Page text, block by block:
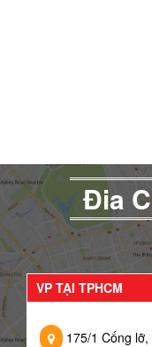
Đia
VP TẠI TPHCM
175/1 Cống